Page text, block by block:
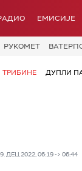
ЕМИСИЈЕ
РУКОМЕТ
ТРИБИНЕ ДУПЛИ
2022, 06:19 -> 06:44